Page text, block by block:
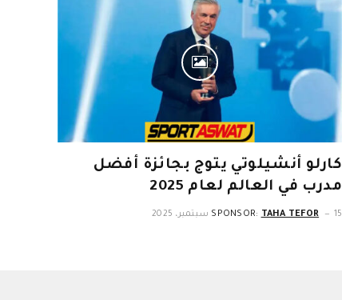
كارلو أنشيلوتي يتوج بجائزة أفضل
مدرب في العالم لعام 2025
SPONSOR: TAHA TEFOR 15 سبتمبر، 2025